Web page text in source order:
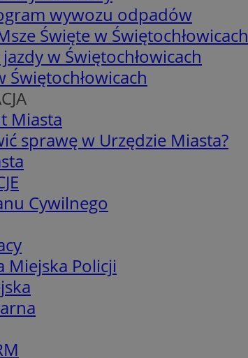
wywozu odpadów
Święte w Świętochłowicach
jazdy w Świętochłowicach
Świętochłowicach
Miasta
sprawę w Urzędzie Miasta?
Cywilnego
Miejska Policji